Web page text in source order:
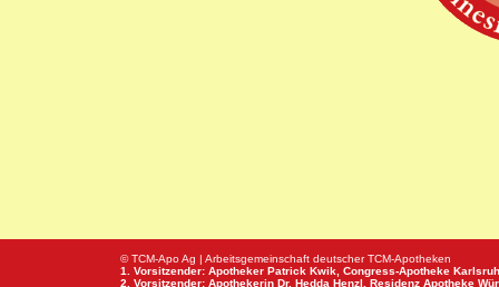
© TCM-Apo Ag | Arbeitsgemeinschaft deutscher TCM-Apotheken
1. Vorsitzender: Apotheker Patrick Kwik, Congress-Apotheke
2. Vorsitzender: Apothekerin Dr. Hedda Henzl, Residenz Apotheke